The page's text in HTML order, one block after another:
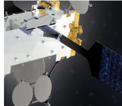
Inicio Sala de prensa
Notas de prensa